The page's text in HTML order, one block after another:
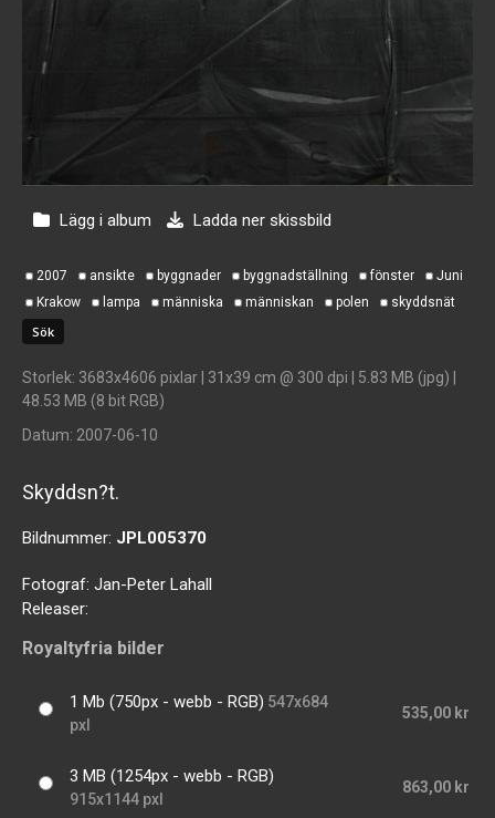
Lägg i album Ladda ner skissbild
2007 ansikte byggnader byggnadställning fönster
Juni
Krakow
lampa människa människan polen skyddsnät
Storlek: 3683x4606 pixlar | 31x39 cm @ 300 dpi | 5.83 MB (jpg) |
48.53 MB (8 bit RGB)
Datum: 2007-06-10
Skyddsn?t.
Bildnummer: JPL005370
Fotograf: Jan-Peter Lahall
Releaser:
Royaltyfria bilder
1 Mb (750px - webb - RGB) 547x684
pxl
535,00 kr
3 MB (1254px - webb - RGB)
915x1144 pxl
863,00 kr